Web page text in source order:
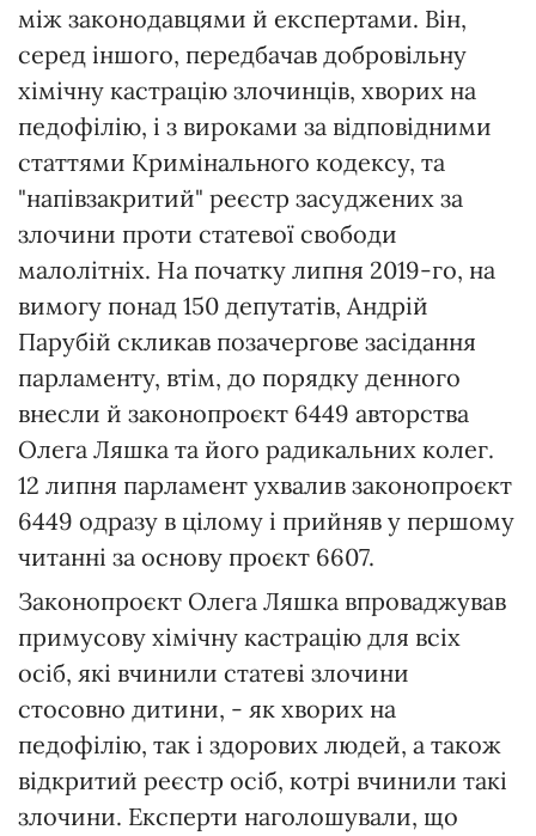
між законодавцями й експертами. Він,
серед іншого, передбачав добровільну
хімічну кастрацію злочинців, хворих на
педофілію, і з вироками за відповідними
статтями Кримінального кодексу, та
"напівзакритий" реєстр засуджених за
злочини проти статевої свободи
малолітніх. На початку липня 2019-го, на
вимогу понад 150 депутатів, Андрій
Парубій скликав позачергове засідання
парламенту, втім, до порядку денного
внесли й законопроєкт 6449 авторства
Олега Ляшка та його радикальних колег.
12 липня парламент ухвалив законопроєкт
6449 одразу в цілому і прийняв у першому
читанні за основу проєкт 6607.
Законопроєкт Олега Ляшка впроваджував
примусову хімічну кастрацію для всіх
осіб, які вчинили статеві злочини
стосовно дитини, - як хворих на
педофілію, так і здорових людей, а також
відкритий реєстр осіб, котрі вчинили такі
злочини. Експерти наголошували, що